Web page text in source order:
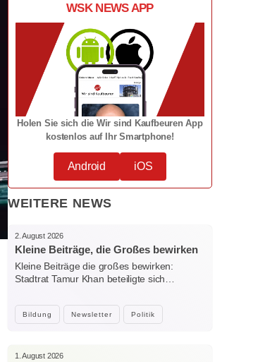
WSK NEWS APP
Holen Sie sich die Wir sind Kaufbeuren App
kostenlos auf Ihr Smartphone!
Android iOS
WEITERE NEWS
Bildung Newsletter Politik
2. August 2026
Kleine Beiträge, die Großes bewirken
Kleine Beiträge die großes bewirken:
Stadtrat Tamur Khan beteiligte sich…
1. August 2026